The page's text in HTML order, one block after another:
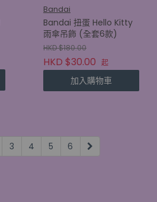
Bandai
Bandai 扭蛋 Hello Kitty
雨傘吊飾 (全套6款)
HKD $180.00
HKD $30.00 起
加入購物車
3 4 5 6